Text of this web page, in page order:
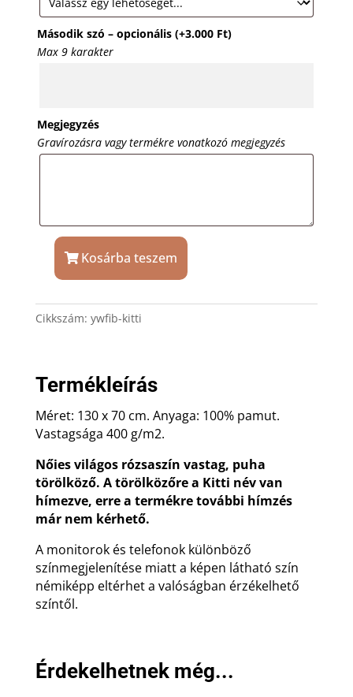
Második szó – opcionális (+3.000 Ft)
Max 9 karakter
Megjegyzés
Gravírozásra vagy termékre vonatkozó megjegyzés
Rózsaszín
törölköző
Kitti
hímzéssel
Kosárba teszem
Cikkszám: ywfib-kitti
Termékleírás
Méret: 130 x 70 cm. Anyaga: 100% pamut.
Vastagsága 400 g/m2.
Nőies világos rózsaszín vastag, puha
törölköző. A törölközőre a Kitti név van
hímezve, erre a termékre további hímzés
már nem kérhető.
A monitorok és telefonok különböző
színmegjelenítése miatt a képen látható szín
némiképp eltérhet a valóságban érzékelhető
színtől.
Érdekelhetnek még...